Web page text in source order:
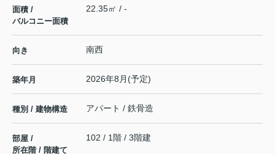
面積 /
バルコニー面積
22.35㎡ / -
向き 南西
築年月 2026年8月(予定)
種別 / 建物構造 アパート / 鉄骨造
部屋 /
所在階 / 階建て
102 / 1階 / 3階建